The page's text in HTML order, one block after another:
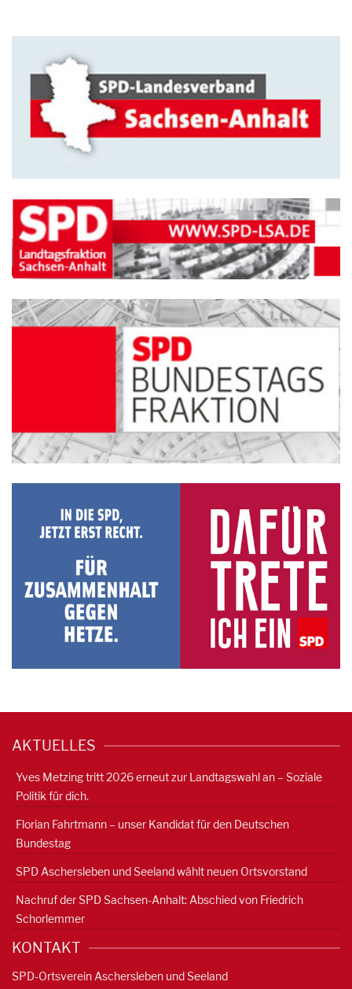
AKTUELLES
Yves Metzing tritt 2026 erneut zur Landtagswahl an – Soziale
Politik für dich.
Florian Fahrtmann – unser Kandidat für den Deutschen
Bundestag
SPD Aschersleben und Seeland wählt neuen Ortsvorstand
Nachruf der SPD Sachsen-Anhalt: Abschied von Friedrich
Schorlemmer
KONTAKT
SPD-Ortsverein Aschersleben und Seeland